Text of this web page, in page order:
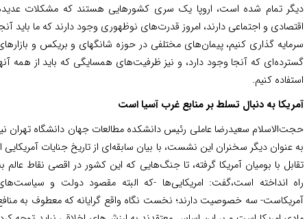
تمام شده است، اروپا یک سری کشورهایی هستند که مشکلات عدیده
و اجتماعی دارند، امروز قدرت‌های نوظهوری وجود دارند که ما باید آنجا
گذاری کنیم، پیمان‌های مختلفی در حوزه شانگهای و بریکس و بازارهای
که آنجا وجود دارد، و نیز ظرفیت‌های همسایگی که باید از همه آنها
کنیم.
به دنبال تسلط بر منابع غرب آسیا است
سعیدرضا عاملی رئیس دانشکده مطالعات جهان دانشگاه تهران نیز
عنوان دیگر سخنران این نشست، با بیان سابقه‌ای از تاریخ جنایات آمریکایی‌ از
با بومیان آمریکا گرفته، تا جنگ‌هایی که این کشور در اقصی نقاط عالم به
انداخته است،گفت: امریکایی‌ها -که البته مقصود دولت و سیاست‌های
سه خصوصیت دارند؛ نخست نگاه واقع گرایانه که معطوف به منافع